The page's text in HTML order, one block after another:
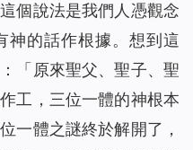
個說法是我們人憑觀念
神的話作根據。想到這
「原來聖父、聖子、聖
工，三位一體的神根本
一體之謎終於解開了，